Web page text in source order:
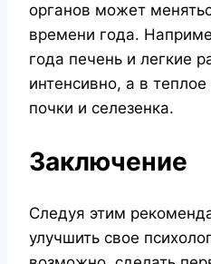
органов может
времени года.
года печень и легкие
интенсивно, а в
почки и селезенка.
Заключение
Следуя этим
улучшить свое